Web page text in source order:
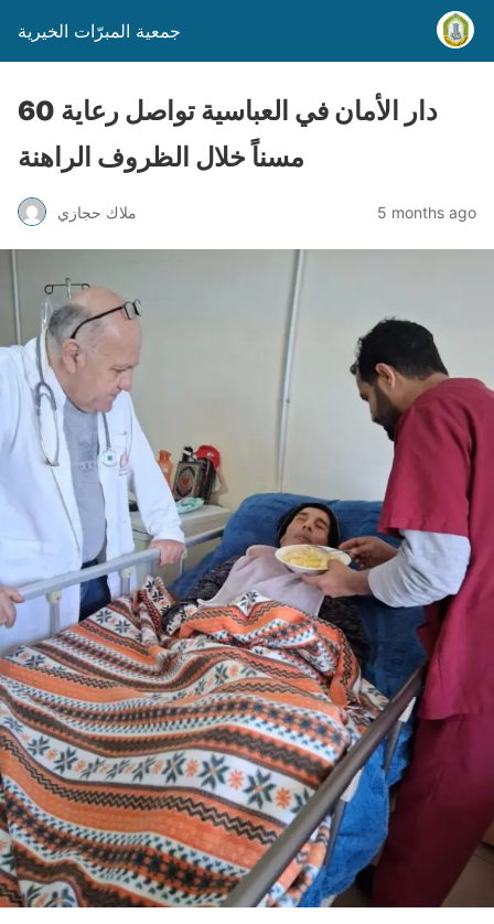
جمعية المبرّات الخيرية
دار الأمان في العباسية تواصل رعاية 60
مسناً خلال الظروف الراهنة
ملاك حجازي 5 months ago